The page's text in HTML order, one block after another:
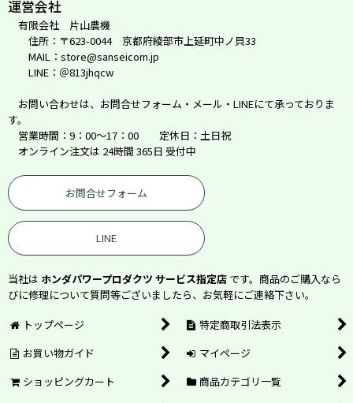
運営会社
有限会社 片山農機
住所：〒623-0044 京都府綾部市上延町中ノ貝33
MAIL：store@sanseicom.jp
LINE：＠813jhqcw
お問い合わせは、お問合せフォーム・メール・LINEにて承っておりま
す。
営業時間：9：00～17：00 定休日：土日祝
オンライン注文は 24時間 365日 受付中
お問合せフォーム
LINE
当社は ホンダパワープロダクツ サービス指定店 です。商品のご購入なら
びに修理について質問等ございましたら、お気軽にご連絡下さい。
トップページ
特定商取引法表示
お買い物ガイド
マイページ
ショッピングカート
商品カテゴリ一覧